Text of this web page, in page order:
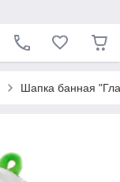
Шапка банная